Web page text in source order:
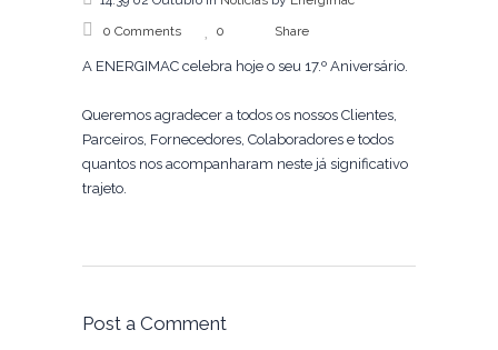
0 Comments
0 Share
A ENERGIMAC celebra hoje o seu 17.º Aniversário.
Queremos agradecer a todos os nossos Clientes,
Parceiros, Fornecedores, Colaboradores e todos
quantos nos acompanharam neste já significativo
trajeto.
Post a Comment